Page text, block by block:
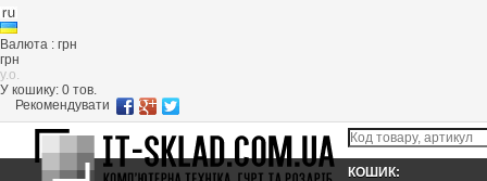
Валюта : грн
грн
y.o.
У кошику: 0 тов.
Рекомендувати
КОШИК: